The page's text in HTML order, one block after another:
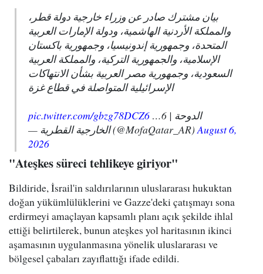
بيان مشترك صادر عن وزراء خارجية دولة قطر،
والمملكة الأردنية الهاشمية، ودولة الإمارات العربية
المتحدة، وجمهورية إندونيسيا، وجمهورية باكستان
الإسلامية، والجمهورية التركية، والمملكة العربية
السعودية، وجمهورية مصر العربية بشأن الانتهاكات
الإسرائيلية المتواصلة في قطاع غزة
الدوحة | 6…
pic.twitter.com/gbzg78DCZ6
— الخارجية القطرية (@MofaQatar_AR)August 6,
2026
"Ateşkes süreci tehlikeye giriyor"
Bildiride, İsrail'in saldırılarının uluslararası hukuktan
doğan yükümlülüklerini ve Gazze'deki çatışmayı sona
erdirmeyi amaçlayan kapsamlı planı açık şekilde ihlal
ettiği belirtilerek, bunun ateşkes yol haritasının ikinci
aşamasının uygulanmasına yönelik uluslararası ve
bölgesel çabaları zayıflattığı ifade edildi.